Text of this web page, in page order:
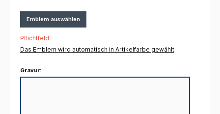
Emblem auswählen
Pflichtfeld
Das Emblem wird automatisch in Artikelfarbe gewählt
Gravur: